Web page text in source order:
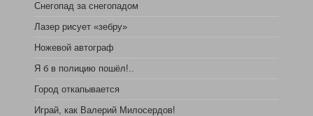
Снегопад за снегопадом
Лазер рисует «зебру»
Ножевой автограф
Я б в полицию пошёл!..
Город откапывается
Играй, как Валерий Милосердов!